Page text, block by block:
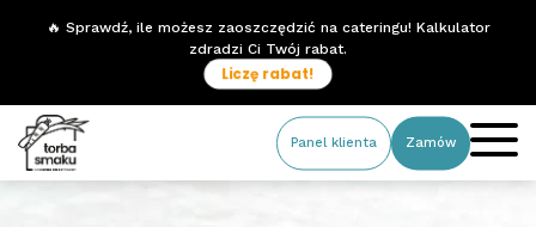
🔥 Sprawdź, ile możesz zaoszczędzić na cateringu! Kalkulator
zdradzi Ci Twój rabat.
Liczę rabat!
Panel klienta Zamów